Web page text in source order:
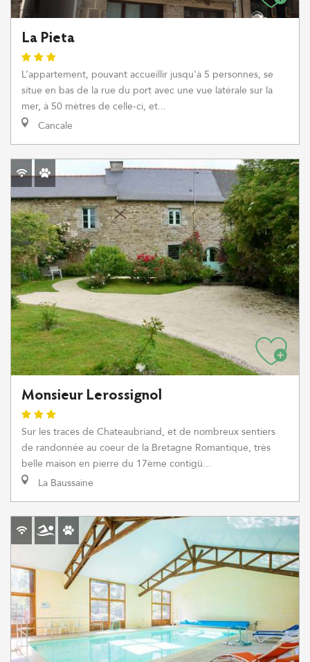
La Pieta
L’appartement, pouvant accueillir jusqu'à 5 personnes, se
situe en bas de la rue du port avec une vue latérale sur la
mer, à 50 mètres de celle-ci, et...
Cancale
Monsieur Lerossignol
Sur les traces de Chateaubriand, et de nombreux sentiers
de randonnée au coeur de la Bretagne Romantique, très
belle maison en pierre du 17ème contigü...
La Baussaine